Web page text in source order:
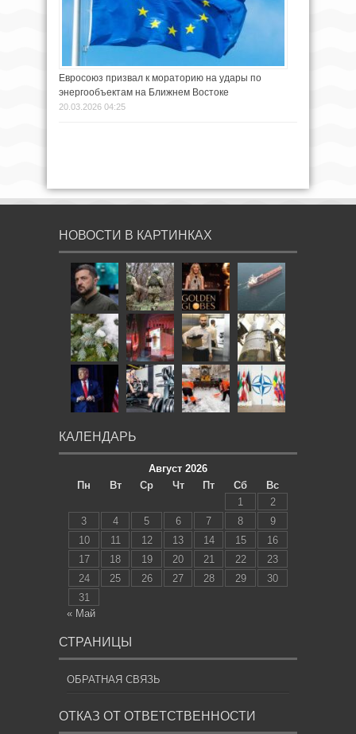
Евросоюз призвал к мораторию на удары по
энергообъектам на Ближнем Востоке
20.03.2026 04:25
НОВОСТИ В КАРТИНКАХ
КАЛЕНДАРЬ
Август 2026
Пн
Вт Ср Чт Пт Сб
Вс
1
2
3
4 5 6 7 8
9
10
11 12 13 14 15
16
17
18 19 20 21 22
23
24
25 26 27 28 29
30
31
« Май
СТРАНИЦЫ
ОБРАТНАЯ СВЯЗЬ
ОТКАЗ ОТ ОТВЕТСТВЕННОСТИ